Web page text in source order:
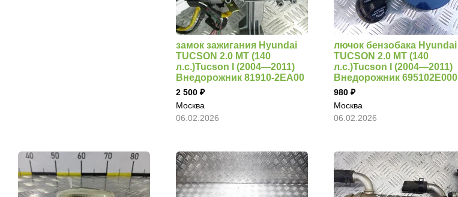
замок зажигания Hyundai
TUCSON 2.0 MT (140
л.с.)Tucson I (2004—2011)
Внедорожник 81910-2EA00
2 500
Москва
06.02.2026
лючок бензобака Hyundai
TUCSON 2.0 MT (140
л.с.)Tucson I (2004—2011)
Внедорожник 695102E000
980
Москва
06.02.2026